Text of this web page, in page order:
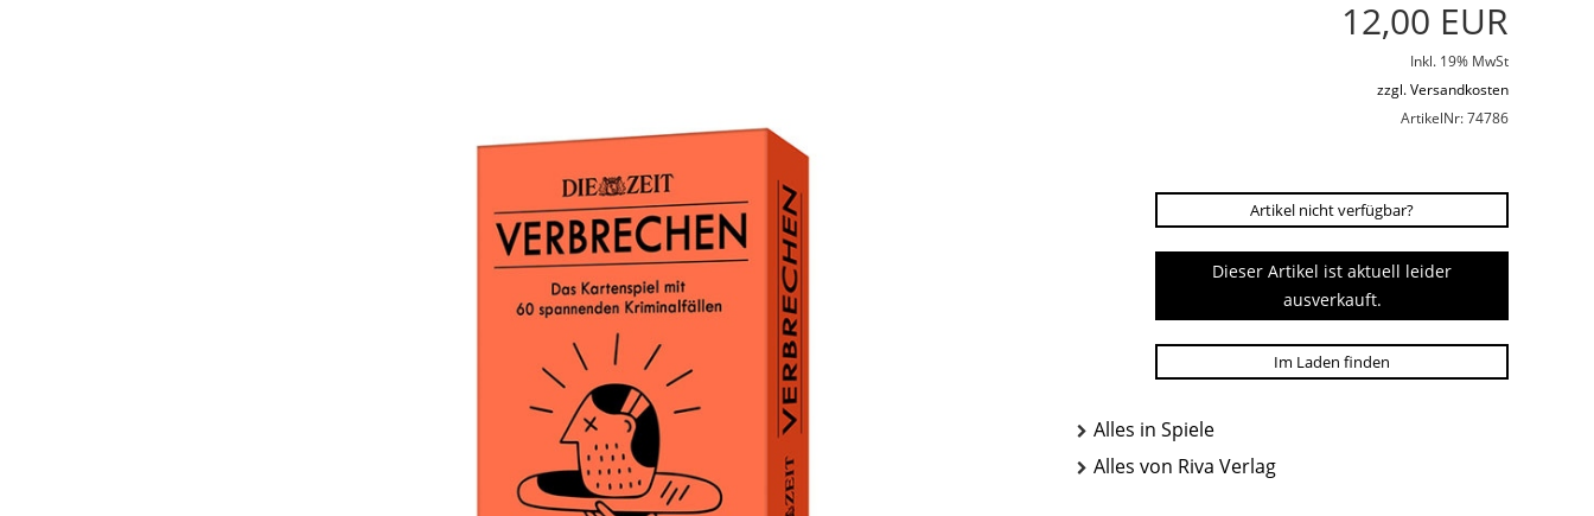
12,00 EUR
Inkl. 19% MwSt
zzgl. Versandkosten
ArtikelNr: 74786
Artikel nicht verfügbar?
Dieser Artikel ist aktuell leider
ausverkauft.
Im Laden finden
Alles in Spiele
Alles von Riva Verlag